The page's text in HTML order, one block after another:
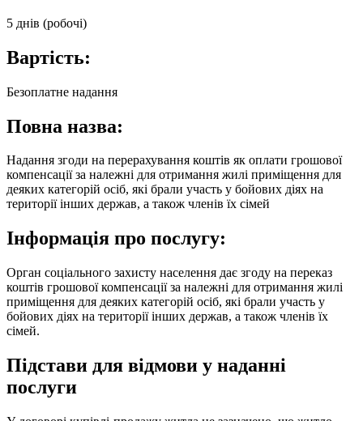
5 днів (робочі)
Вартість:
Безоплатне надання
Повна назва:
Надання згоди на перерахування коштів як оплати грошової
компенсації за належні для отримання жилі приміщення для
деяких категорій осіб, які брали участь у бойових діях на
території інших держав, а також членів їх сімей
Інформація про послугу:
Орган соціального захисту населення дає згоду на переказ
коштів грошової компенсації за належні для отримання жилі
приміщення для деяких категорій осіб, які брали участь у
бойових діях на території інших держав, а також членів їх
сімей.
Підстави для відмови у наданні
послуги